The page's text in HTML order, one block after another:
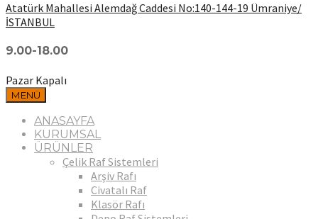
Atatürk Mahallesi Alemdağ Caddesi No:140-144-19 Ümraniye/
İSTANBUL
9.00-18.00
Pazar Kapalı
MENÜ
ANASAYFA
KURUMSAL
ÜRÜNLER
Çelik Raf Sistemleri
Arşiv Rafı
Civatalı Raf
Klasör Rafı